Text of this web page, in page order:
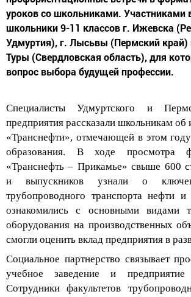
уроков со школьниками. Участниками
школьники 9-11 классов г. Ижевска
Удмуртия), г. Лысьвы (Пермский край)
Туры (Свердловская область), для
вопрос выбора будущей профессии.
Специалисты Удмуртского и
ольникам об
Транснефти й в этом
образования. В ходе
«Транснефть – Прикамье» свыше 600
трубопроводного транспорта нефти и
оборудования на производственных об
Социальное партнерство связывает
учебное заведение и
Сотрудники факультетов